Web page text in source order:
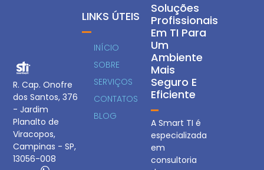
R. Cap. Onofre
dos Santos, 376
- Jardim
Planalto de
Viracopos,
Campinas - SP,
13056-008
Soluções
Profissionais
Em TI Para
Um
Ambiente
Mais
Seguro E
Eficiente
A Smart TI é
especializada
em
consultoria
LINKS ÚTEIS
INÍCIO
SOBRE
SERVIÇOS
CONTATOS
BLOG